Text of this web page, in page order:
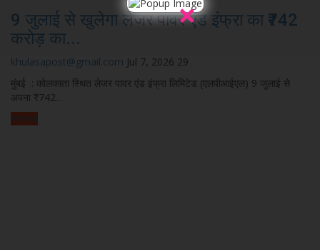
×
9 जुलाई से खुलेगा लेजर पावर एंड इंफ्रा का ₹742
करोड़ का...
khulasapost@gmail.com Jul 7, 2026 29
मुंबई : कोलकाता स्थित लेजर पावर एंड इंफ्रा लिमिटेड (एलपीआईएल) 9 जुलाई से
अपना ₹742...
स्वास्थ्य